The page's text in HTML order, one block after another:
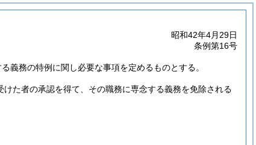
昭和42年4月29日
条例第16号
義務の特例に関し必要な事項を定めるものとする。
た者の承認を得て、その職務に専念する義務を免除される